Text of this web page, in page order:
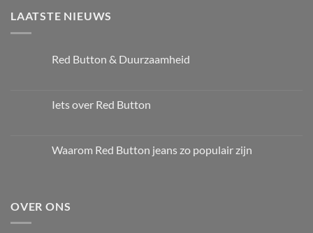
LAATSTE NIEUWS
Red Button & Duurzaamheid
Iets over Red Button
Waarom Red Button jeans zo populair zijn
OVER ONS